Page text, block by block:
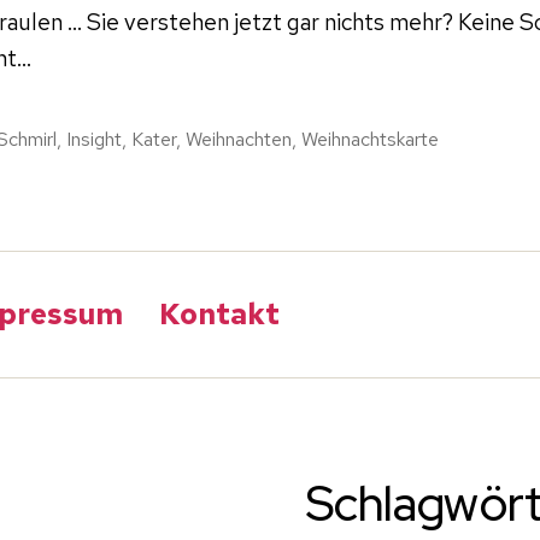
… Sie verstehen jetzt gar nichts mehr? Keine
, Insight, Kater, Weihnachten, Weihnachtskarte
Kontakt